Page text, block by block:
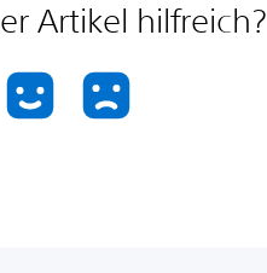
Artikel hilfreich?